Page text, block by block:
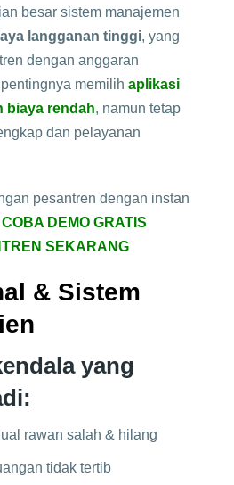
besar sistem manajemen
langganan tinggi, yang
dengan anggaran
memilih aplikasi
biaya rendah, namun tetap
dan pelayanan
pesantren dengan instan
COBA DEMO GRATIS
SEKARANG
& Sistem
yang
rawan salah & hilang
tidak tertib